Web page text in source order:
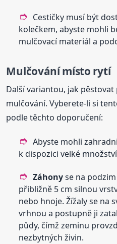
Cestičky musí být
kolečkem, abyste mohli
mulčovací materiál a
Mulčování místo rytí
Další variantou, jak
mulčování. Vyberete-li si
podle těchto doporučení:
Abyste mohli
k dispozici velké
Záhonyse na
přibližně 5 cm silnou
nebo hnoje. Žížaly se na
vrhnou a postupně ji
půdy, čímž zeminu
nezbytných živin.